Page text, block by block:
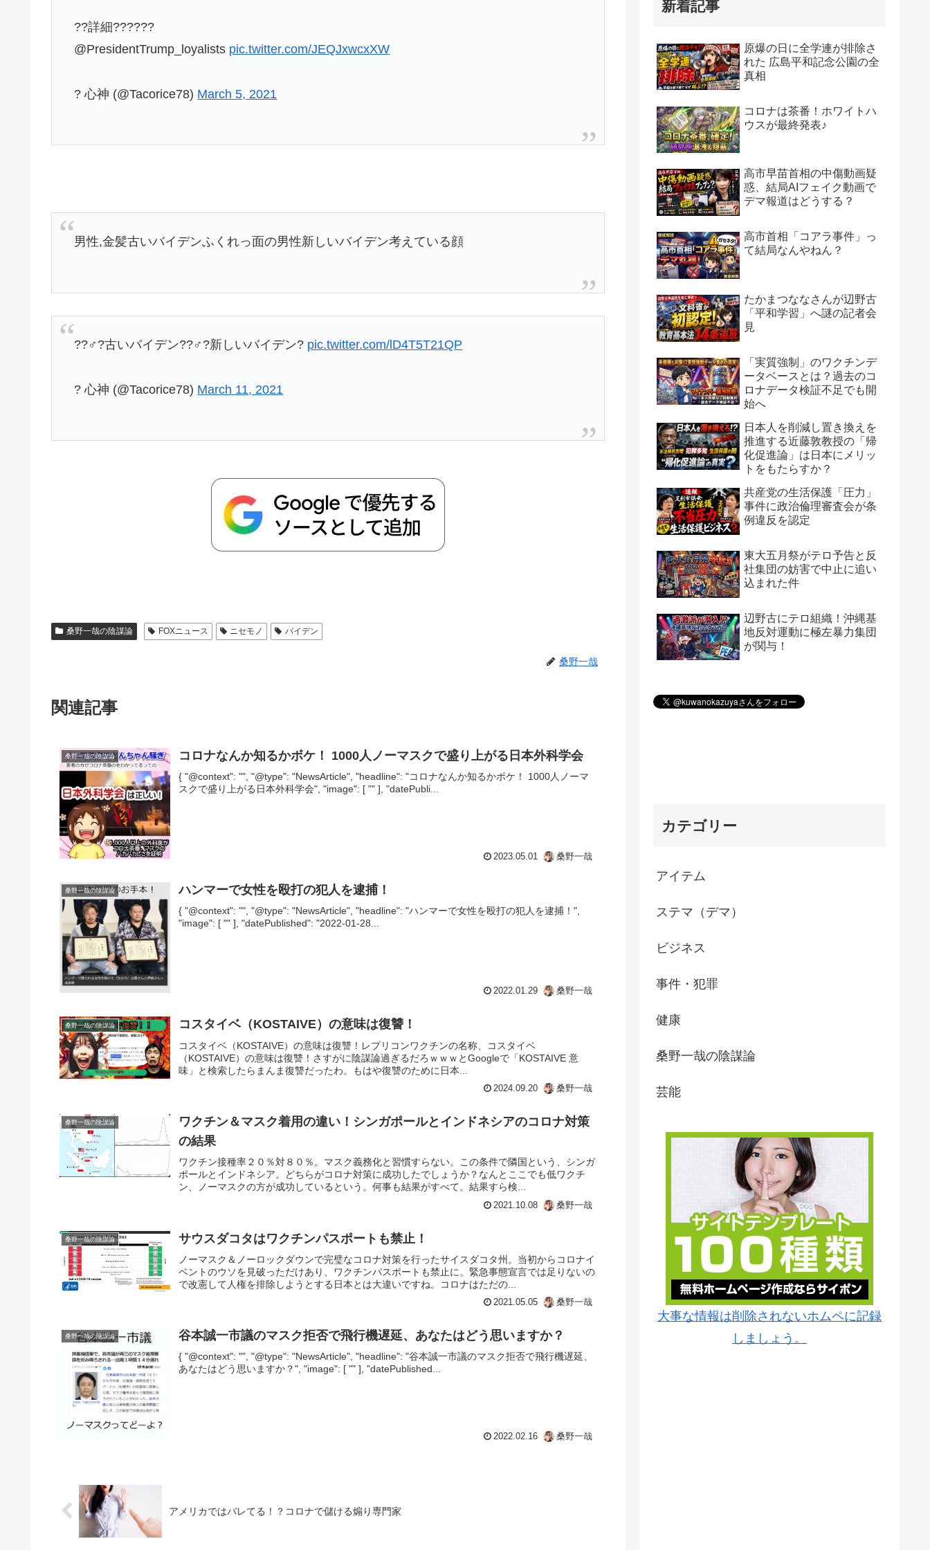
??詳細??????
@PresidentTrump_loyalists pic.twitter.com/JEQJxwcxXW
? 心神 (@Tacorice78) March 5, 2021
男性,金髪古いバイデンふくれっ面の男性新しいバイデン考えている顔
??♂?古いバイデン??♂?新しいバイデン? pic.twitter.com/lD4T5T21QP
? 心神 (@Tacorice78) March 11, 2021
桑野一哉の陰謀論 FOXニュース ニセモノ バイデン
桑野一哉
関連記事
桑野一哉の陰謀論 コロナなんか知るかボケ！ 1000人ノーマスクで盛り上がる日本外科学会
{ "@context": "", "@type": "NewsArticle", "headline": "コロナなんか知るかボケ！ 1000人ノーマ
スクで盛り上がる日本外科学会", "image": [ "" ], "datePubli...
2023.05.01 桑野一哉
桑野一哉の陰謀論 ハンマーで女性を殴打の犯人を逮捕！
{ "@context": "", "@type": "NewsArticle", "headline": "ハンマーで女性を殴打の犯人を逮捕！",
"image": [ "" ], "datePublished": "2022-01-28...
2022.01.29 桑野一哉
桑野一哉の陰謀論 コスタイベ（KOSTAIVE）の意味は復讐！
コスタイベ（KOSTAIVE）の意味は復讐！レプリコンワクチンの名称、コスタイベ
（KOSTAIVE）の意味は復讐！さすがに陰謀論過ぎるだろｗｗｗとGoogleで「KOSTAIVE 意
味」と検索したらまんま復讐だったわ。もはや復讐のために日本...
2024.09.20 桑野一哉
桑野一哉の陰謀論
ワクチン＆マスク着用の違い！シンガポールとインドネシアのコロナ対策
の結果
ワクチン接種率２０％対８０％。マスク義務化と習慣すらない。この条件で隣国という、シンガ
ポールとインドネシア。どちらがコロナ対策に成功したでしょうか？なんとここでも低ワクチ
ン、ノーマスクの方が成功しているという。何事も結果がすべて。結果すら検...
2021.10.08 桑野一哉
桑野一哉の陰謀論 サウスダコタはワクチンパスポートも禁止！
ノーマスク＆ノーロックダウンで完璧なコロナ対策を行ったサイスダコタ州。当初からコロナイ
ベントのウソを見破っただけあり、ワクチンパスポートも禁止に。緊急事態宣言では足りないの
で改憲して人権を排除しようとする日本とは大違いですね。コロナはただの...
2021.05.05 桑野一哉
桑野一哉の陰謀論 谷本誠一市議のマスク拒否で飛行機遅延、あなたはどう思いますか？
{ "@context": "", "@type": "NewsArticle", "headline": "谷本誠一市議のマスク拒否で飛行機遅延、
あなたはどう思いますか？", "image": [ "" ], "datePublished...
2022.02.16 桑野一哉
アメリカではバレてる！？コロナで儲ける煽り専門家
新着記事
原爆の日に全学連が排除さ
れた 広島平和記念公園の全
真相
コロナは茶番！ホワイトハ
ウスが最終発表♪
高市早苗首相の中傷動画疑
惑、結局AIフェイク動画で
デマ報道はどうする？
高市首相「コアラ事件」っ
て結局なんやねん？
たかまつななさんが辺野古
「平和学習」へ謎の記者会
見
「実質強制」のワクチンデ
ータベースとは？過去のコ
ロナデータ検証不足でも開
始へ
日本人を削減し置き換えを
推進する近藤敦教授の「帰
化促進論」は日本にメリッ
トをもたらすか？
共産党の生活保護「圧力」
事件に政治倫理審査会が条
例違反を認定
東大五月祭がテロ予告と反
社集団の妨害で中止に追い
込まれた件
辺野古にテロ組織！沖縄基
地反対運動に極左暴力集団
が関与！
カテゴリー
アイテム
ステマ（デマ）
ビジネス
事件・犯罪
健康
桑野一哉の陰謀論
芸能
大事な情報は削除されないホムペに記録
しましょう。